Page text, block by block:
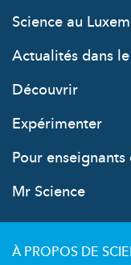
Science au
Actualités dans
Découvrir
Expérimenter
Pour
Mr Science
À PROPOS DE